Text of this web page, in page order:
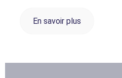
En savoir plus